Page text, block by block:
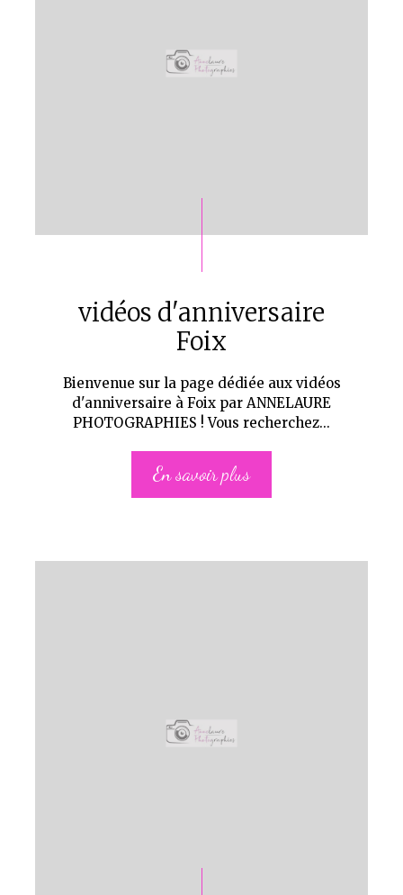
vidéos d'anniversaire
Foix
Bienvenue sur la page dédiée aux vidéos
d'anniversaire à Foix par ANNELAURE
PHOTOGRAPHIES ! Vous recherchez...
En savoir plus